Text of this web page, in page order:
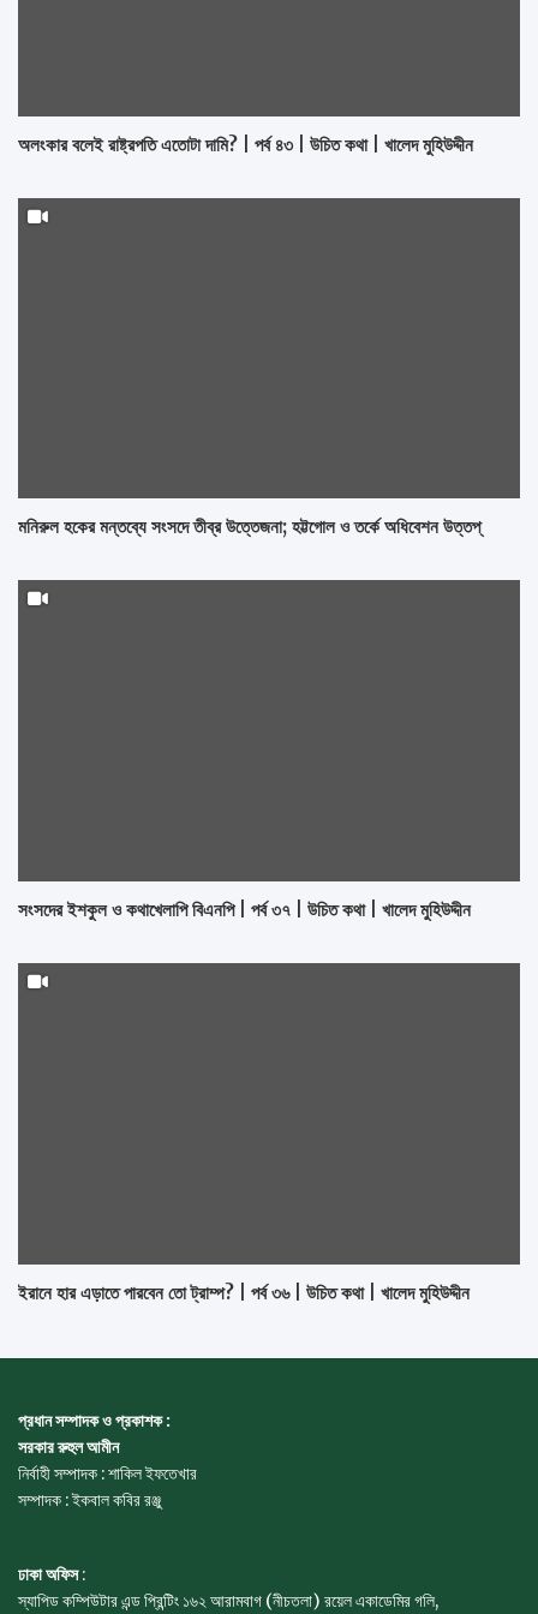
অলংকার বলেই রাষ্ট্রপতি এতোটা দামি? | পর্ব ৪৩ | উচিত কথা | খালেদ মুহিউদ্দীন
মনিরুল হকের মন্তব্যে সংসদে তীব্র উত্তেজনা; হট্টগোল ও তর্কে অধিবেশন উত্তপ্
সংসদের ইশকুল ও কথাখেলাপি বিএনপি | পর্ব ৩৭ | উচিত কথা | খালেদ মুহিউদ্দীন
ইরানে হার এড়াতে পারবেন তো ট্রাম্প? | পর্ব ৩৬ | উচিত কথা | খালেদ মুহিউদ্দীন
প্রধান সম্পাদক ও প্রকাশক :
সরকার রুহুল আমীন
নির্বাহী সম্পাদক : শাকিল ইফতেখার
সম্পাদক : ইকবাল কবির রঞ্জু
ঢাকা অফিস:
স্যাপিড কম্পিউটার এন্ড প্রিন্টিং ১৬২ আরামবাগ (নীচতলা) রয়েল একাডেমির গলি,